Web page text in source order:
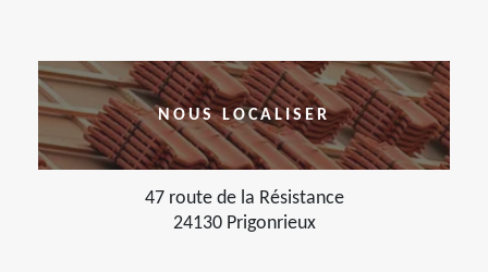
NOUS LOCALISER
47 route de la Résistance
24130 Prigonrieux